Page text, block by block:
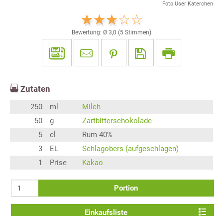
Foto User Katerchen
Bewertung: Ø 3,0 (5 Stimmen)
Zutaten
250 ml
Milch
50
g
Zartbitterschokolade
5
cl
Rum 40%
3
EL
Schlagobers (aufgeschlagen)
1
Prise Kakao
Portion
Einkaufsliste